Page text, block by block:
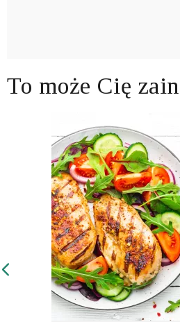
To może Cię